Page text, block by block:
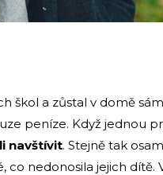
škol a zůstal v domě
peníze. Když jednou
navštívit. Stejně tak
nedonosila jejich dítě.